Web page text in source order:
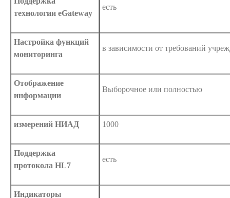
технологии eGateway
есть
Настройка функций
мониторинга
в зависимости от требований
Отображение
информации
Выборочное или полностью
измерений НИАД 1000
Поддержка
протокола HL7
есть
Индикаторы